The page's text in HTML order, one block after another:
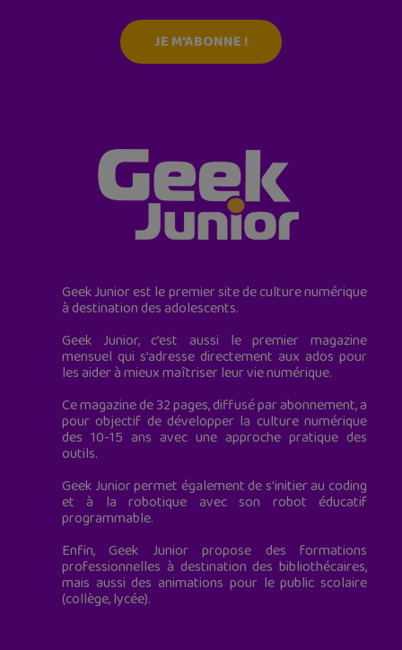
JE M'ABONNE !
Geek Junior est le premier site de culture numérique
à destination des adolescents.
Geek Junior, c’est aussi le premier magazine
mensuel qui s’adresse directement aux ados pour
les aider à mieux maîtriser leur vie numérique.
Ce magazine de 32 pages, diffusé par abonnement, a
pour objectif de développer la culture numérique
des 10-15 ans avec une approche pratique des
outils.
Geek Junior permet également de s'initier au coding
et à la robotique avec son robot éducatif
programmable.
Enfin, Geek Junior propose des formations
professionnelles à destination des bibliothécaires,
mais aussi des animations pour le public scolaire
(collège, lycée).